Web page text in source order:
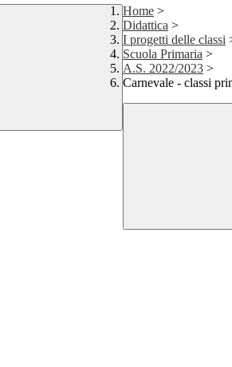
Home >
Didattica >
I progetti delle classi
Scuola Primaria >
A.S. 2022/2023 >
Carnevale - classi